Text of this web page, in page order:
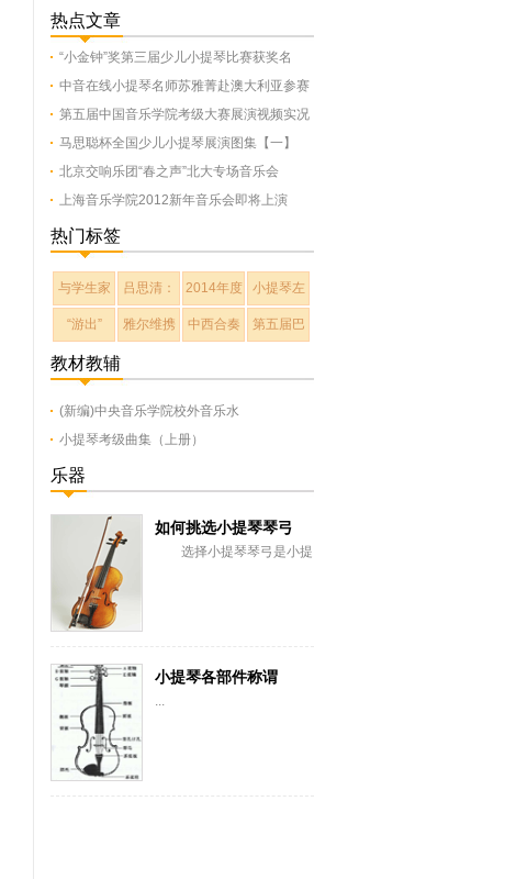
热点文章
“小金钟”奖第三届少儿小提琴比赛获奖名
中音在线小提琴名师苏雅菁赴澳大利亚参赛
第五届中国音乐学院考级大赛展演视频实况
马思聪杯全国少儿小提琴展演图集【一】
北京交响乐团“春之声”北大专场音乐会
上海音乐学院2012新年音乐会即将上演
热门标签
与学生家 吕思清： 2014年度 小提琴左
“游出” 雅尔维携 中西合奏 第五届巴
教材教辅
(新编)中央音乐学院校外音乐水
小提琴考级曲集（上册）
乐器
如何挑选小提琴琴弓
选择小提琴琴弓是小提
小提琴各部件称谓
...